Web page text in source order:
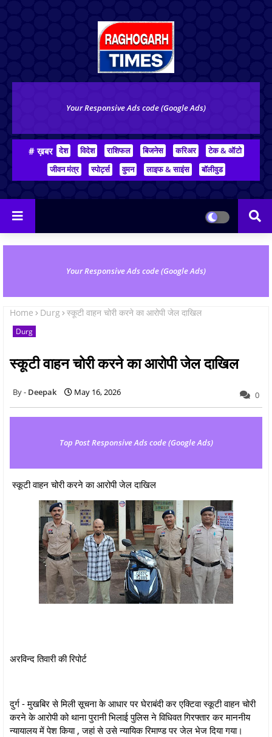
Your Responsive Ads code (Google Ads)
# ख़बर देश विदेश राशिफल बिजनेस करिअर
टेक & ऑटो
जीवन मंत्र
स्पोर्ट्स वुमन लाइफ & साइंस बॉलीवुड
Your Responsive Ads code (Google Ads)
Home Durg स्कूटी वाहन चोरी करने का आरोपी जेल दाखिल
Durg
स्कूटी वाहन चोरी करने का आरोपी जेल दाखिल
Deepak May 16, 2026 0
Top Post Responsive Ads code (Google Ads)
स्कूटी वाहन चोरी करने का आरोपी जेल दाखिल
अरविन्द तिवारी की रिपोर्ट
दुर्ग - मुखबिर से मिली सूचना के आधार पर घेराबंदी कर एक्टिवा स्कूटी वाहन चोरी
करने के आरोपी को थाना पुरानी भिलाई पुलिस ने विधिवत गिरफ्तार कर माननीय
न्यायालय में पेश किया , जहां से उसे न्यायिक रिमाण्ड पर जेल भेज दिया गया।